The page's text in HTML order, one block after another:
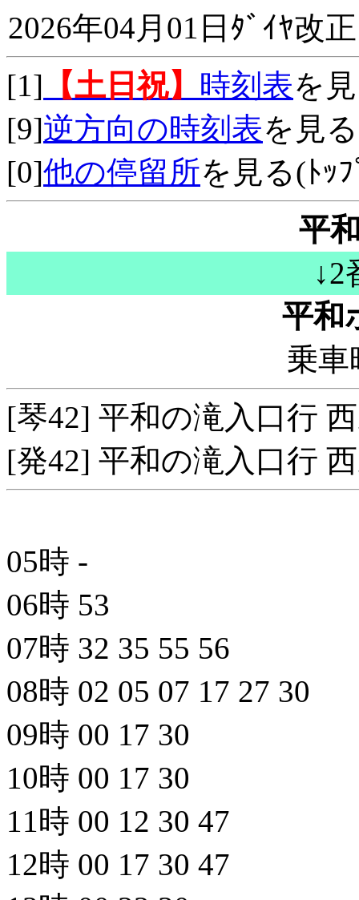
2026年04月01日ﾀﾞｲﾔ改正
[1] 【土日祝】 時刻表を
[9]逆方向の時刻表を見る
[0]他の停留所を見る(ﾄｯ
平
↓2
平和
乗車
[琴42] 平和の滝入口行
[発42] 平和の滝入口行
05時 -
06時 53
07時 32 35 55 56
08時 02 05 07 17 27 30
09時 00 17 30
10時 00 17 30
11時 00 12 30 47
12時 00 17 30 47